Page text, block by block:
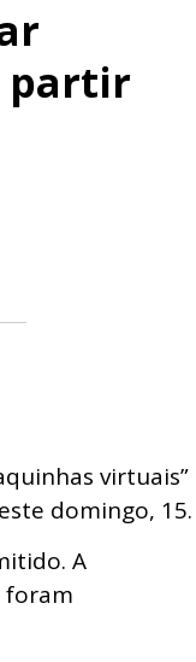
partir
virtuais”
domingo, 15.
A
foram